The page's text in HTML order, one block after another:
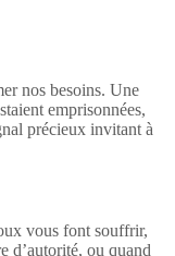
nos besoins. Une
emprisonnées,
précieux invitant à
vous font souffrir,
d’autorité, ou quand